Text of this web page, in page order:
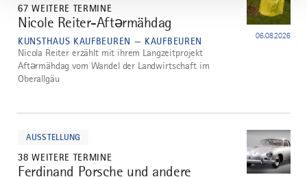
67 WEITERE TERMINE
3
Nicole Reiter-Aftərmähdag
KUNSTHAUS KAUFBEUREN — KAUFBEUREN 06.08.2026
Nicola Reiter erzählt mit ihrem Langzeitprojekt
Aftərmähdag vom Wandel der Landwirtschaft im
Oberallgäu
AUSSTELLUNG
38 WEITERE TERMINE
4
Ferdinand Porsche und andere